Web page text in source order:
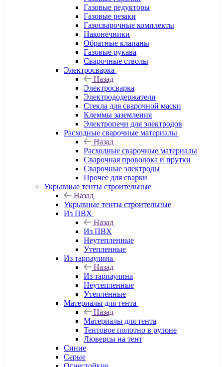
Газовые редукторы
Газовые резаки
Газосварочные комплекты
Наконечники
Обратные клапаны
Газовые рукава
Сварочные стволы
Электросварка
Назад
Электросварка
Электрододержатели
Стекла для сварочной маски
Клеммы заземления
Электропечи для электродов
Расходные сварочные материалы
Назад
Расходные сварочные материалы
Сварочная проволока и прутки
Сварочные электроды
Прочее для сварки
Укрывные тенты строительные
Назад
Укрывные тенты строительные
Из ПВХ
Назад
Из ПВХ
Неутепленные
Утепленные
Из тарпаулина
Назад
Из тарпаулина
Неутепленные
Утеплённые
Материалы для тента
Назад
Материалы для тента
Тентовое полотно в рулоне
Люверсы на тент
Синие
Серые